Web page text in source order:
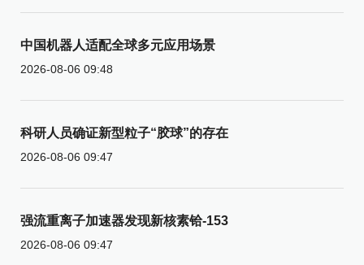
中国机器人适配全球多元应用场景
2026-08-06 09:48
科研人员确证新型粒子“胶球”的存在
2026-08-06 09:47
强流重离子加速器发现新核素铪-153
2026-08-06 09:47